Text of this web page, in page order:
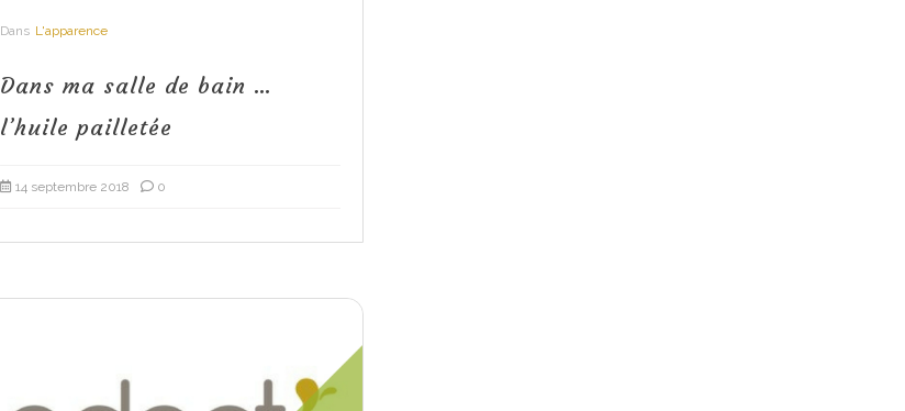
Dans L'apparence
Dans ma salle de bain …
l’huile pailletée
14 septembre 2018 0